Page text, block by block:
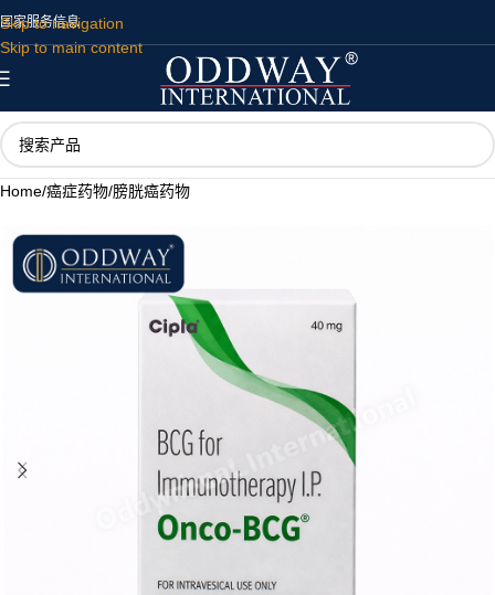
Skip to navigation
Skip to main content
国家服务信息
Home/癌症药物/膀胱癌药物